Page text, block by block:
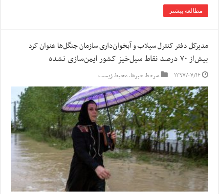
مطالعه بیشتر
مدیرکل دفتر کنترل سیلاب و آبخوان‌داری سازمان جنگل‌ها عنوان کرد
بیش‌از ۷۰ درصد نقاط سیل‌خیز کشور ایمن‌سازی نشده
۱۳۹۷/۰۷/۱۶ سرخط خبرها,محیط زیست